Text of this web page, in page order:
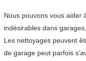
Nous pouvons vous aider
indésirables dans
Les nettoyages peuvent
de garage peut parfois